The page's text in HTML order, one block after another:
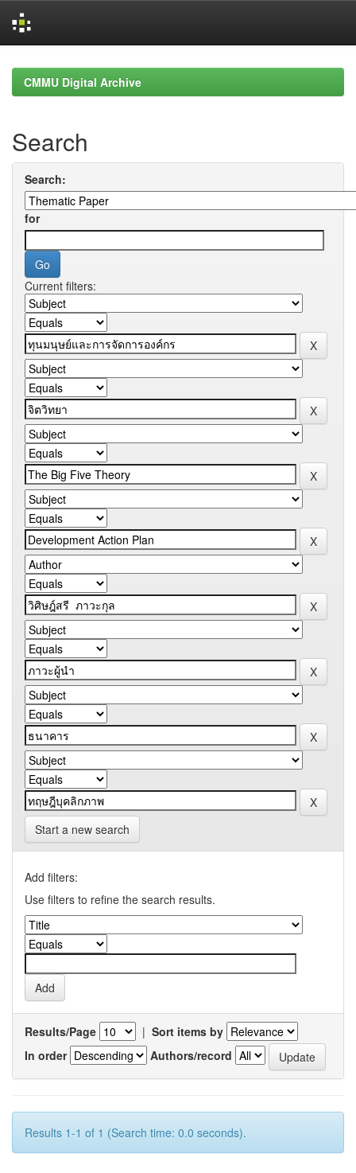
navigationCMMU Digital Archive
Search
Search:
for
Current filters:
Start a new search
Add filters:
Use filters to refine the search results.
Results/Page | Sort items by
In order
Authors/record
Results 1-1 of 1 (Search time: 0.0 seconds).